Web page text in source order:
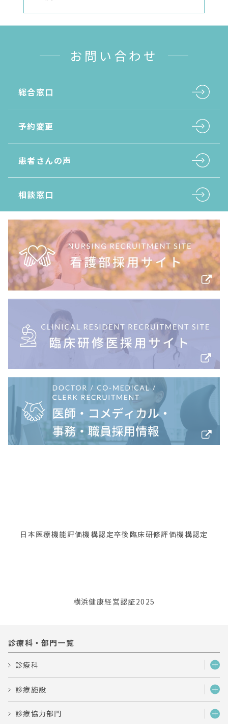
お問い合わせ
総合窓口
予約変更
患者さんの声
相談窓口
日本医療機能評価機構認定卒後臨床研修評価機構認定
横浜健康経営認証2025
診療科・部門一覧
診療科
診療施設
診療協力部門